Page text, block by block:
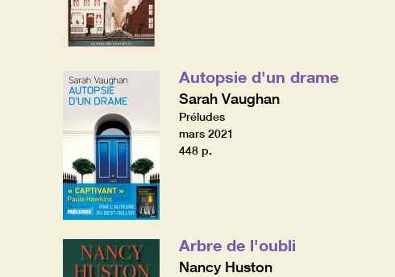
Autopsie d'un drame
Sarah Vaughan
Préludes
mars 2021
448 p.
Arbre de l'oubli
Nancy Huston